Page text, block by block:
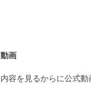
動画
内容を見るからに公式動